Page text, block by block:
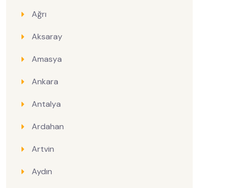
Ağrı
Aksaray
Amasya
Ankara
Antalya
Ardahan
Artvin
Aydın